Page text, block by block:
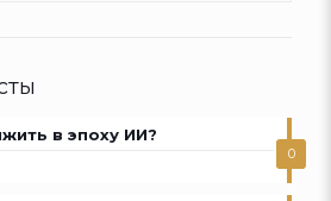
0
в эпоху ИИ?